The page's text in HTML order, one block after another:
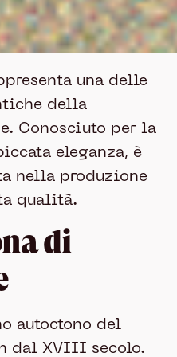
una delle
della
Conosciuto per la
eleganza, è
nella produzione
qualità.
di
autoctono del
dal XVIII secolo.